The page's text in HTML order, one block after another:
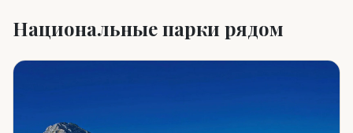
Национальные парки рядом